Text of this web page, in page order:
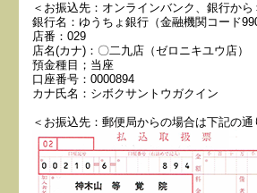
＜お振込先：オンラインバンク、銀行から
銀行名：ゆうちょ銀行（金融機関コード
店番：029
店名(カナ)：〇二九店（ゼロニキユウ店）
預金種目；当座
口座番号：0000894
カナ氏名：シボクサントウガクイン
＜お振込先：郵便局からの場合は下記の通